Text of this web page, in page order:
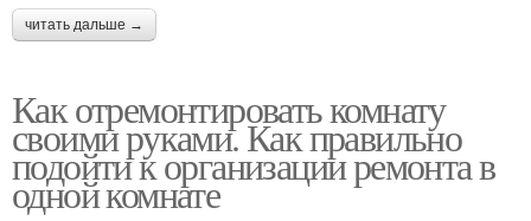
читать дальше →
Как отремонтировать комнату
своими руками. Как правильно
подойти к организации ремонта в
одной комнате